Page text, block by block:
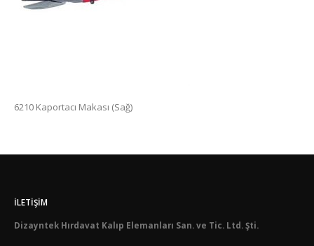
6210 Kaportacı Makası (Sağ)
İLETIŞIM
Dizayntek Hırdavat Kalıp Elemanları San. ve Tic. Ltd. Şti.